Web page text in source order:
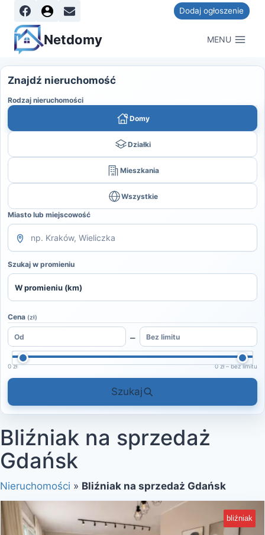
Dodaj ogłoszenie
Netdomy MENU
Znajdź nieruchomość
Rodzaj nieruchomości
Domy
Działki
Mieszkania
Wszystkie
Miasto lub miejscowość
Szukaj w promieniu
Cena (zł)
–
0 zł 0 zł – bez limitu
Szukaj
Bliźniak na sprzedaż
Gdańsk
Nieruchomości » Bliźniak na sprzedaż Gdańsk
bliźniak